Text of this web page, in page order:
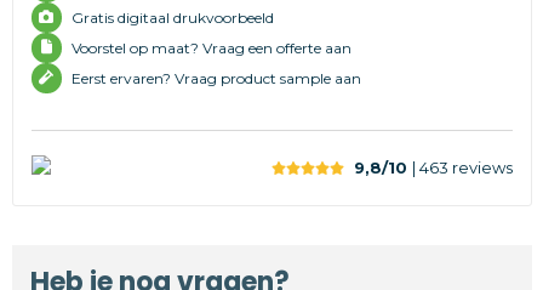
Gratis digitaal drukvoorbeeld
Voorstel op maat? Vraag een offerte aan
Eerst ervaren? Vraag product sample aan
9,8/10 | 463 reviews
Heb je nog vragen?